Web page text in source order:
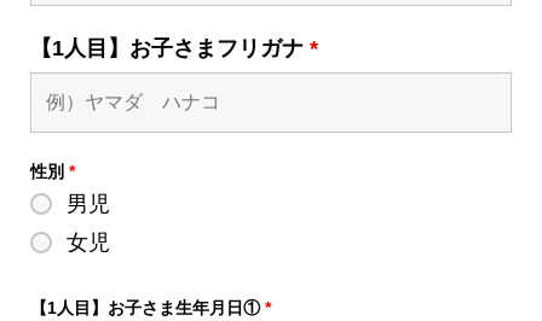
【1人目】お子さまフリガナ *
性別 *
男児
女児
【1人目】お子さま生年月日①*